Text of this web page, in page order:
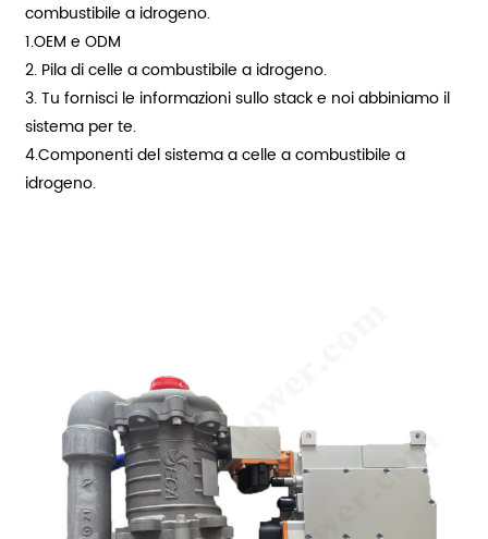
combustibile a idrogeno.
1.OEM e ODM
2. Pila di celle a combustibile a idrogeno.
3. Tu fornisci le informazioni sullo stack e noi abbiniamo il
sistema per te.
4.Componenti del sistema a celle a combustibile a
idrogeno.